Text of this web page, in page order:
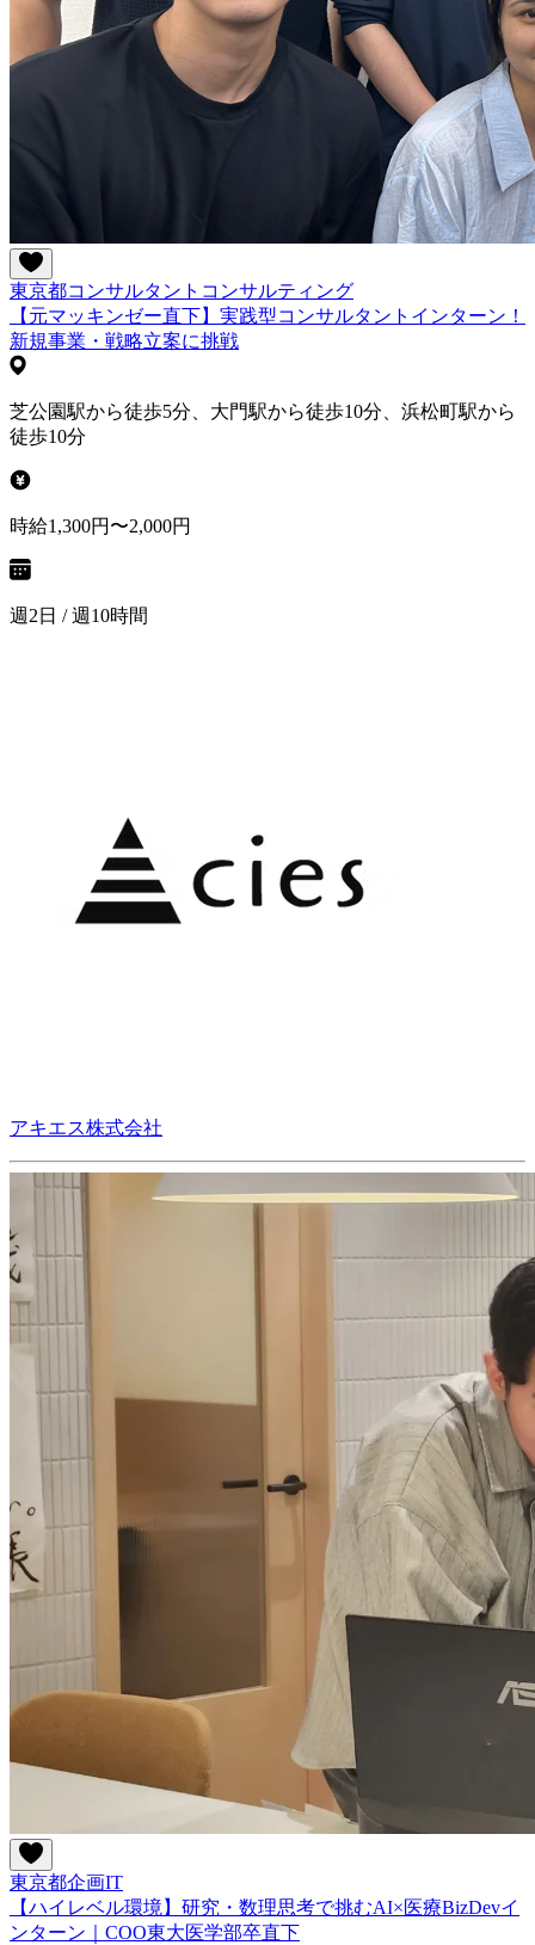
東京都コンサルタント コンサルティング
【元マッキンゼー直下】実践型コンサルタントインターン！
新規事業・戦略立案に挑戦
芝公園駅から徒歩5分、大門駅から徒歩10分、浜松町駅から
徒歩10分
時給1,300円〜2,000円
週2日 / 週10時間
アキエス株式会社
東京都企画IT
【ハイレベル環境】研究・数理思考で挑むAI×医療BizDevイ
ンターン｜COO東大医学部卒直下